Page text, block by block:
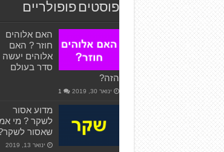
פוסטים פופולריים
האם אלוהים
חוזר ? האם
אלוהים יעשה
סדר בעולם
הזה?
ינואר 30, 2019 1
מדוע אסור
לשקר ? מי
שאסור
ינואר 13, 2019